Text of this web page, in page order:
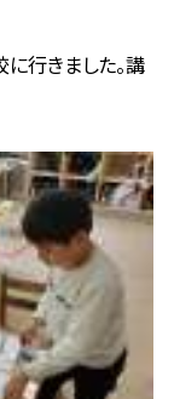
に行きました。講